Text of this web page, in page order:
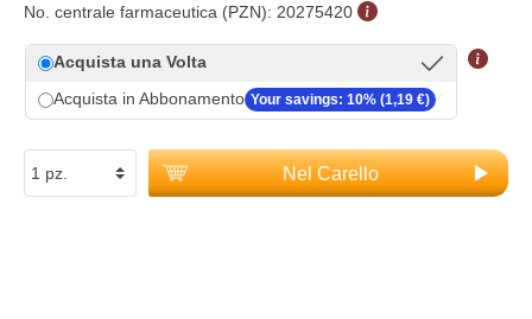
No. centrale farmaceutica (PZN): 20275420
Acquista una Volta
Acquista in Abbonamento Your savings: 10% (1,19 €)
Nel Carello